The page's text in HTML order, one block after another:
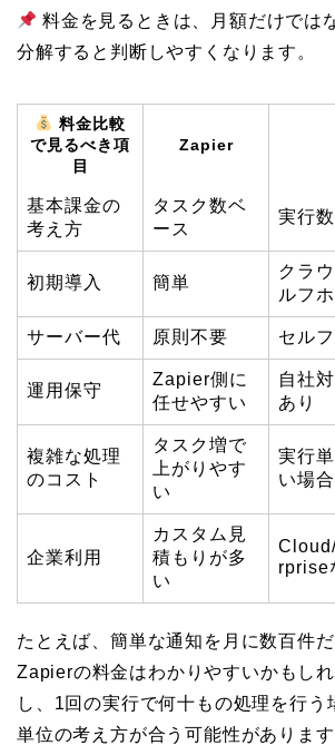
料金を見るときは、月額だけでは
分解すると判断しやすくなります。
料金比較
で見るべき項
目
Zapier
基本課金の
考え方
タスク数ベ
ース
実行
初期導入 簡単
クラ
ルフ
サーバー代 原則不要 セル
運用保守
Zapier側に
任せやすい
自社
あり
複雑な処理
のコスト
タスク増で
上がりやす
い
実行
い場
企業利用
カスタム見
積もりが多
い
rprise
たとえば、簡単な通知を月に数百件だ
Zapierの料金はわかりやすいかもし
し、1回の実行で何十もの処理を行う
単位の考え方が合う可能性があります